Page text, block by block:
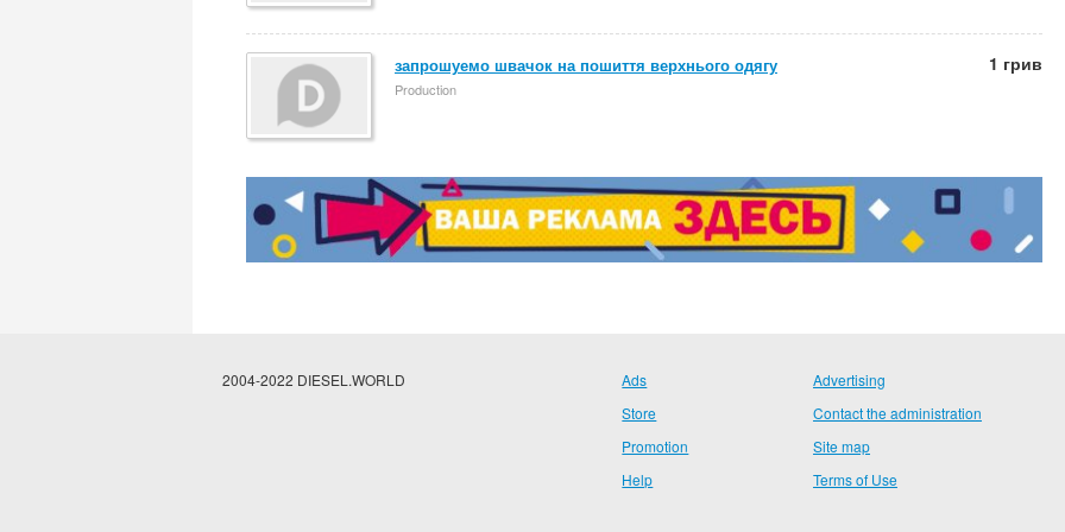
запрошуемо швачок на пошиття верхнього одягу
Production
1 грив
2004-2022 DIESEL.WORLD
Ads
Store
Promotion
Help
Advertising
Contact the administration
Site map
Terms of Use